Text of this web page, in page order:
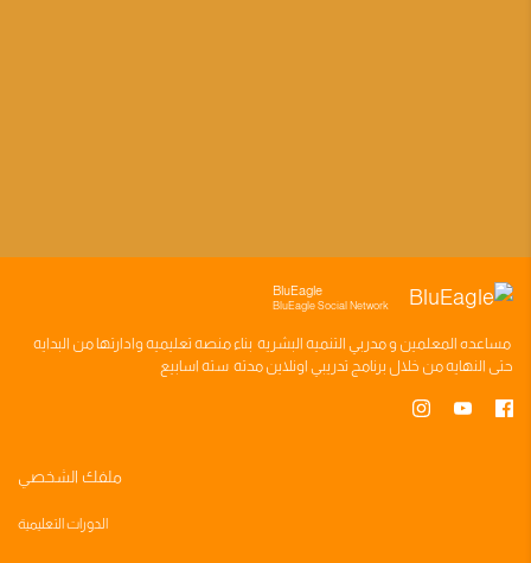
BluEagle
BluEagle Social Network
مساعده المعلمين ومدربي التنميه البشريه بناءمنصه تعليميه وادارتها من البدايه
حتى النهايه من خلال برنامج تدريبي اونلاين مدته سته اسابيع
ملفك الشخصي
الدورات التعليمية